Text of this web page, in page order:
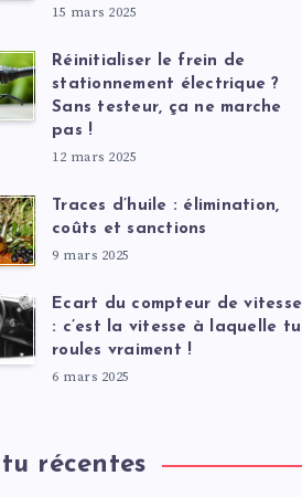
15 mars 2025
Réinitialiser le frein de
stationnement électrique ?
Sans testeur, ça ne marche
pas !
12 mars 2025
Traces d’huile : élimination,
coûts et sanctions
9 mars 2025
Ecart du compteur de vitesse
: c’est la vitesse à laquelle tu
roules vraiment !
6 mars 2025
récentes